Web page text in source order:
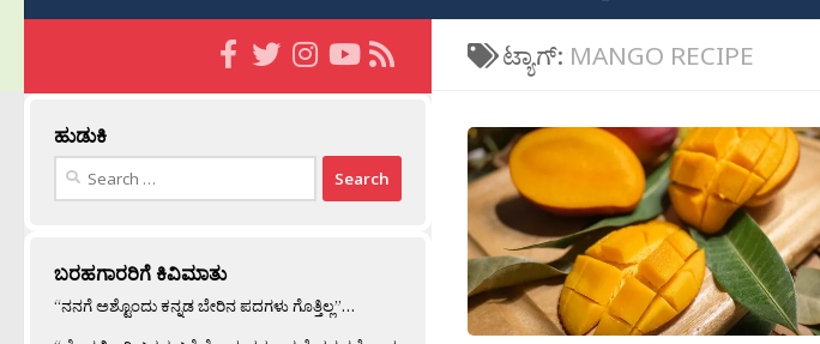
ಟ್ಯಾಗ್: MANGO RECIPE
ಹುಡುಕಿ
Search
ಬರಹಗಾರರಿಗೆ ಕಿವಿಮಾತು
“ನನಗೆ ಅಶ್ಟೊಂದು ಕನ್ನಡ ಬೇರಿನ ಪದಗಳು ಗೊತ್ತಿಲ್ಲ”…